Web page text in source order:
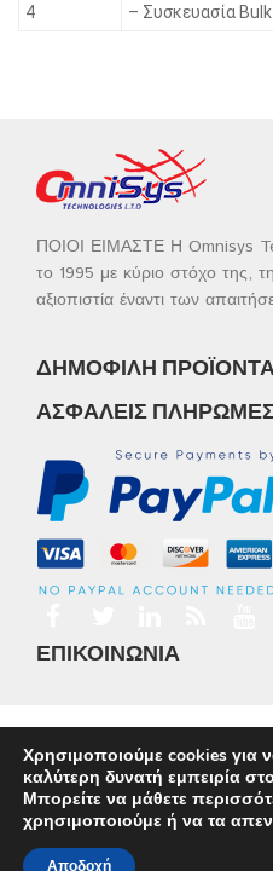
4
– Συσκευασία Bulk
ΠΟΙΟΙ ΕΙΜΑΣΤΕ Η Omnisys
το 1995 με κύριο στόχο της,
αξιοπιστία έναντι των
ΔΗΜΟΦΙΛΉ
ΑΣΦΑΛΕΊΣ
ΕΠΙΚΟΙΝΩΝΊΑ
Service
Εταιρικό
© 2026
Χρησιμοποιούμε cookies για
καλύτερη δυνατή εμπειρία
Μπορείτε να μάθετε
χρησιμοποιούμε ή να τα
Αποδοχή